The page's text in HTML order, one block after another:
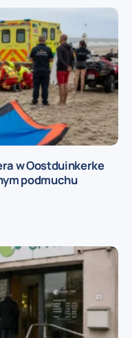
w Oostduinkerke
podmuchu